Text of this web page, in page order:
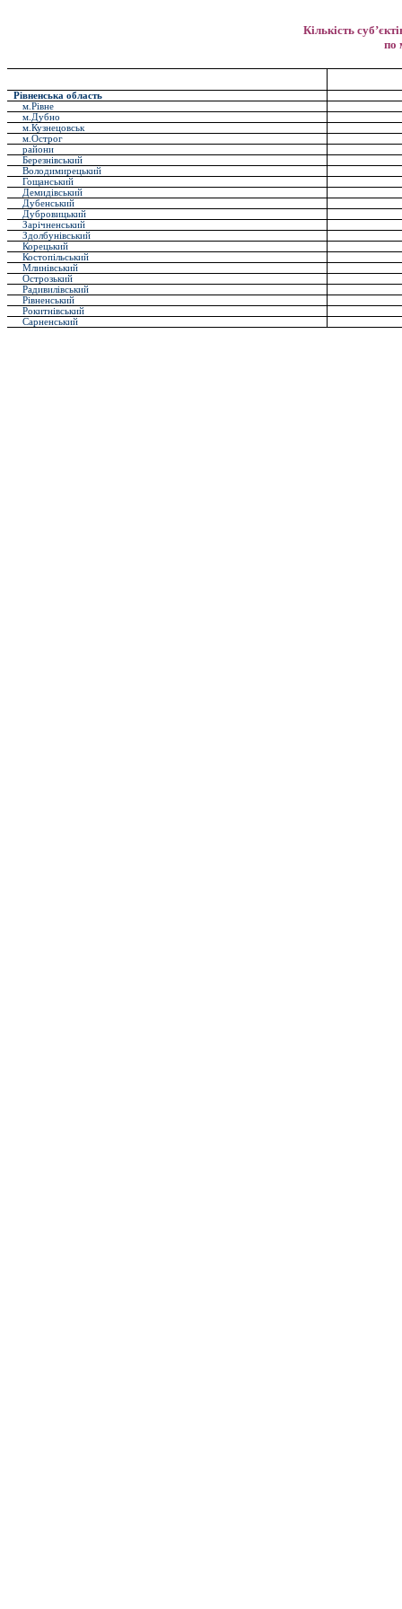
Кількість
по
Рівненська область
м.Рівне
м.Дубно
м.Кузнецовськ
м.Острог
райони
Березнівський
Володимирецький
Гощанський
Демидівський
Дубенський
Дубровицький
Зарічненський
Здолбунівський
Корецький
Костопільський
Млинівський
Острозький
Радивилівський
Рівненський
Рокитнівський
Сарненський